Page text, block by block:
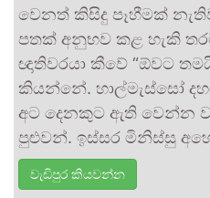
වෙනත් කිසිදු පෑහීමක්
පතක් අනුභව කළ හැකි
ඥාතිවරයා කීවේ “ඕවට
කියන්නේ. හාල්මැස්සෝ
අට දෙනකුට ඇති වෙන්න
පුළුවන්. ඉස්සර මිනිස්සු
වැඩිපුර කියවන්න